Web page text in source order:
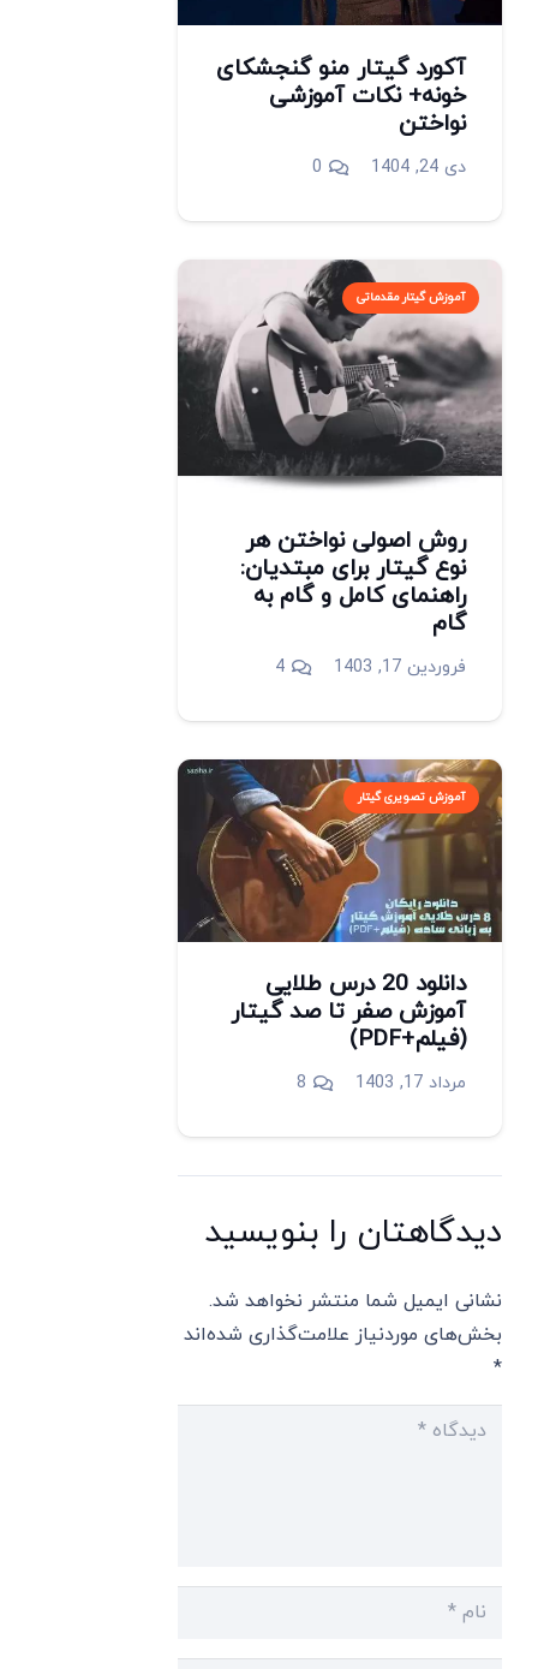
آکورد گیتار منو گنجشکای
خونه+ نکات آموزشی
نواختن
دی 24, 1404 0
آموزش گیتار مقدماتی
روش اصولی نواختن هر
نوع گیتار برای مبتدیان:
راهنمای کامل و گام به
گام
فروردین 17, 1403 4دیدگاه
آموزش تصویری گیتار
دانلود 20 درس طلایی
آموزش صفر تا صد گیتار
(فیلم+PDF)
مرداد 17, 1403 8دیدگاه
دیدگاهتان را بنویسید
نشانی ایمیل شما منتشر نخواهد شد.
بخش‌های موردنیاز علامت‌گذاری شده‌اند
*